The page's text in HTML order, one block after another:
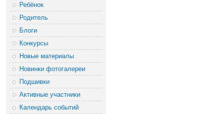
Ребёнок
Родитель
Блоги
Конкурсы
Новые материалы
Новинки фотогалереи
Подшивки
Активные участники
Календарь событий